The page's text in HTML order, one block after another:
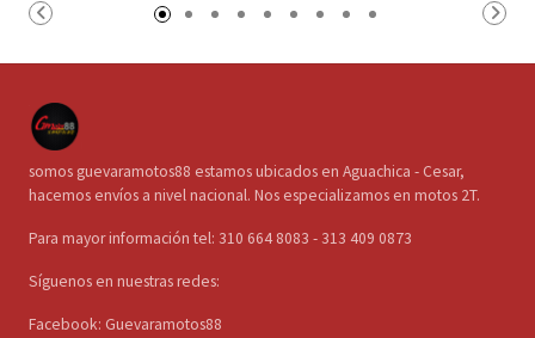
somos guevaramotos88 estamos ubicados en Aguachica - Cesar,
hacemos envíos a nivel nacional. Nos especializamos en motos 2T.
Para mayor información tel: 310 664 8083 - 313 409 0873
Síguenos en nuestras redes:
Facebook: Guevaramotos88